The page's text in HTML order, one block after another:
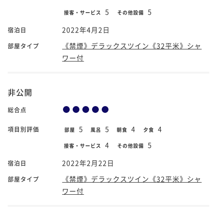
接客・サービス 5 その他設備 5
宿泊日 2022年4月2日
部屋タイプ
《禁煙》デラックスツイン《32平米》シャ
ワー付
非公開
総合点
項目別評価 部屋 5 風呂 5 朝食 4 夕食 4
接客・サービス 4 その他設備 5
宿泊日 2022年2月22日
部屋タイプ
《禁煙》デラックスツイン《32平米》シャ
ワー付